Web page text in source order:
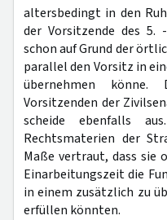
altersbedingt in den
der Vorsitzende des 5.
schon auf Grund der
parallel den Vorsitz in
übernehmen könne.
Vorsitzenden der
scheide ebenfalls
Rechtsmaterien der
Maße vertraut, dass sie
Einarbeitungszeit die
in einem zusätzlich zu
erfüllen könnten.